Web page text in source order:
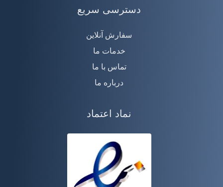
دسترسی سریع
سفارش آنلاین
خدمات ما
تماس با ما
درباره ما
نماد اعتماد